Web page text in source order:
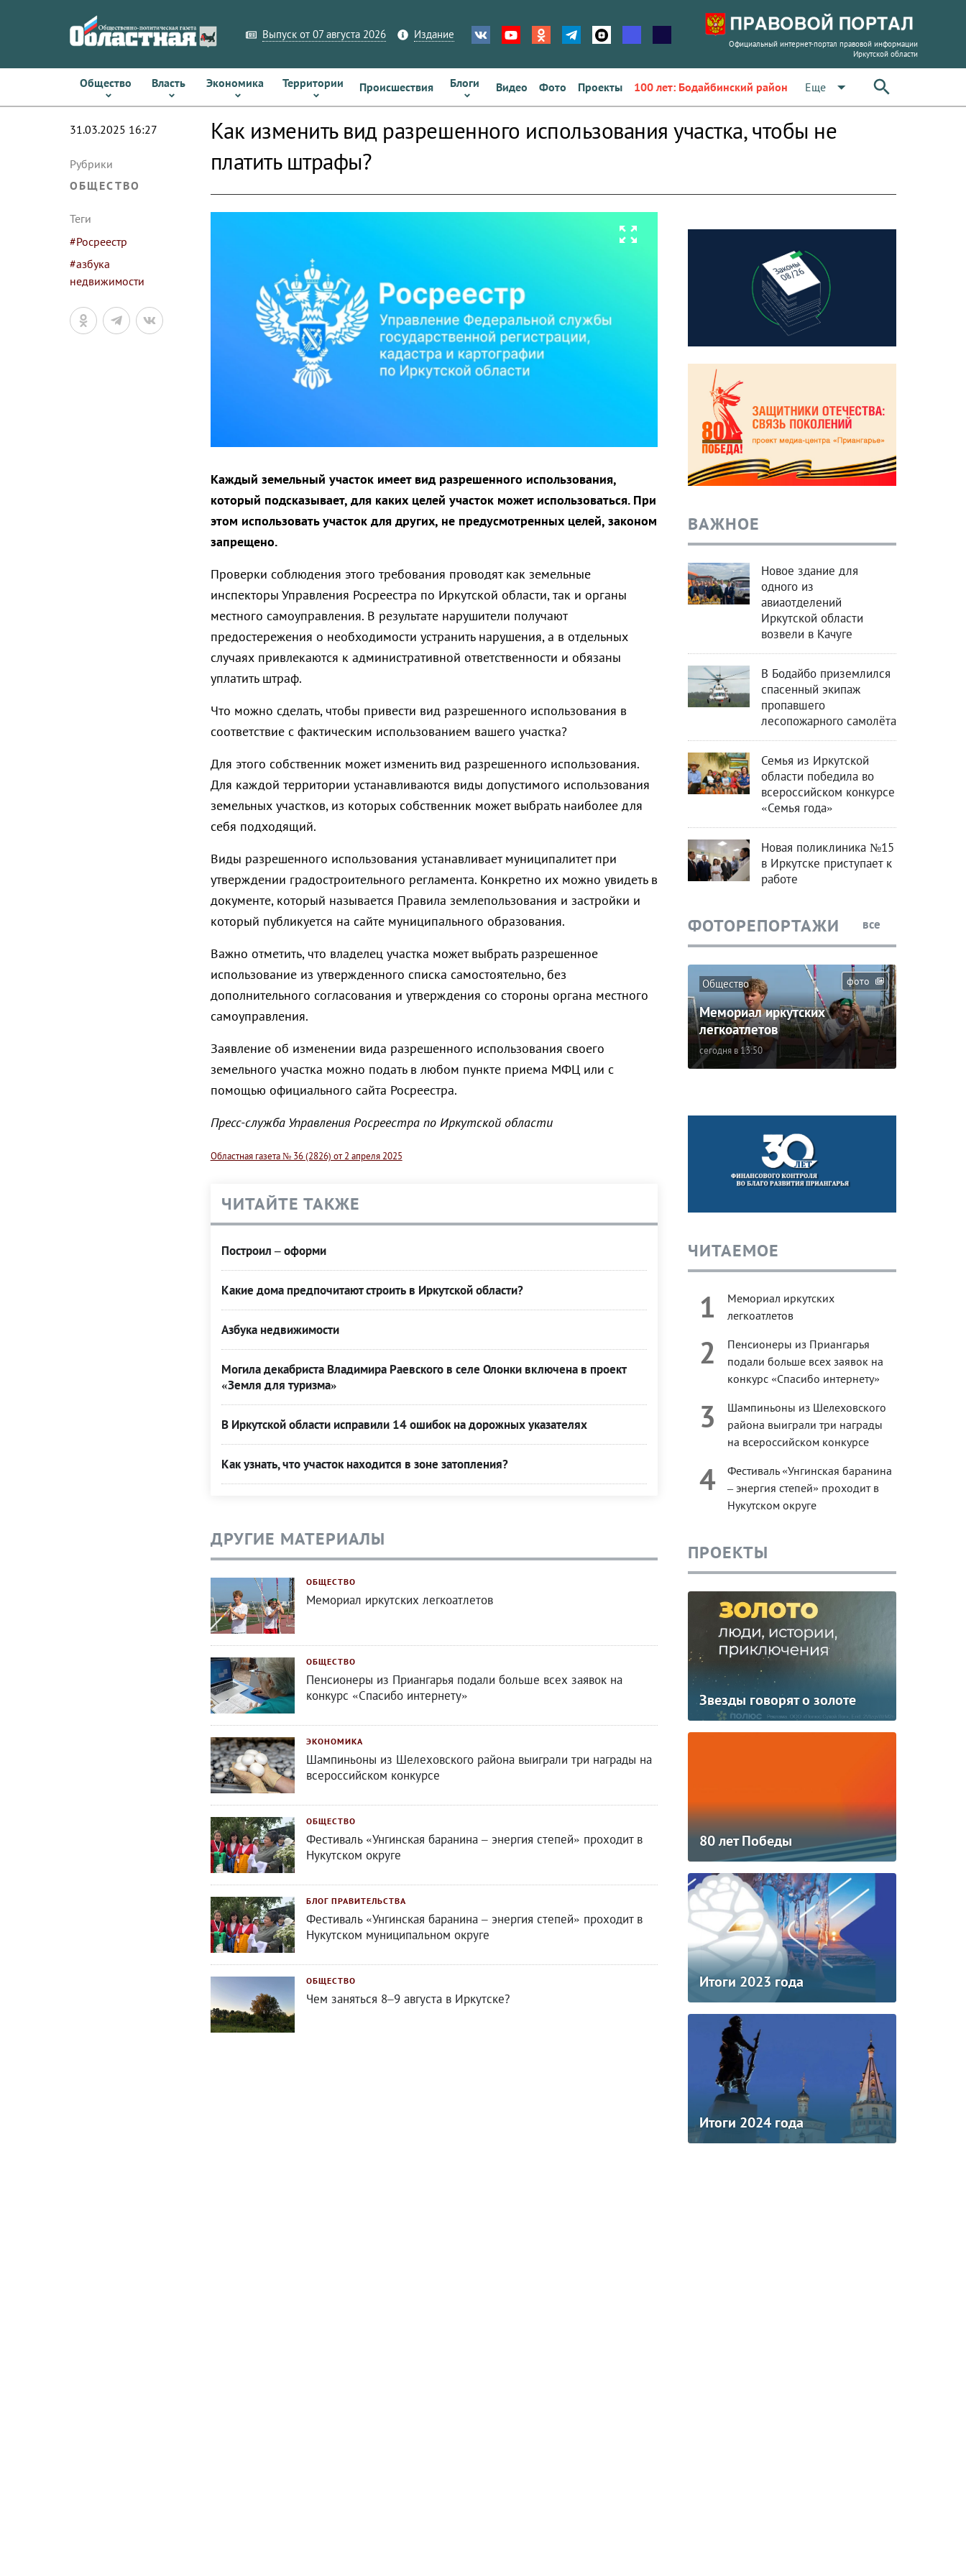
Выпуск от 07 августа 2026 Издание
Официальный интернет-портал правовой информации
Иркутской области
Общество Власть Экономика Территории Происшествия Блоги Видео Фото Проекты 100 лет: Бодайбинский район Еще arrow_drop_down
31.03.2025 16:27
Рубрики
ОБЩЕСТВО
Теги
#Росреестр
#азбука
недвижимости
Как изменить вид разрешенного использования участка, чтобы не
платить штрафы?
zoom_out_map
Каждый земельный участок имеет вид разрешенного использования,
который подсказывает, для каких целей участок может использоваться. При
этом использовать участок для других, не предусмотренных целей, законом
запрещено.
Проверки соблюдения этого требования проводят как земельные
инспекторы Управления Росреестра по Иркутской области, так и органы
местного самоуправления. В результате нарушители получают
предостережения о необходимости устранить нарушения, а в отдельных
случаях привлекаются к административной ответственности и обязаны
уплатить штраф.
Что можно сделать, чтобы привести вид разрешенного использования в
соответствие с фактическим использованием вашего участка?
Для этого собственник может изменить вид разрешенного использования.
Для каждой территории устанавливаются виды допустимого использования
земельных участков, из которых собственник может выбрать наиболее для
себя подходящий.
Виды разрешенного использования устанавливает муниципалитет при
утверждении градостроительного регламента. Конкретно их можно увидеть в
документе, который называется Правила землепользования и застройки и
который публикуется на сайте муниципального образования.
Важно отметить, что владелец участка может выбрать разрешенное
использование из утвержденного списка самостоятельно, без
дополнительного согласования и утверждения со стороны органа местного
самоуправления.
Заявление об изменении вида разрешенного использования своего
земельного участка можно подать в любом пункте приема МФЦ или с
помощью официального сайта Росреестра.
Пресс-служба Управления Росреестра по Иркутской области
Областная газета № 36 (2826) от 2 апреля 2025
ЧИТАЙТЕ ТАКЖЕ
Построил – оформи
Какие дома предпочитают строить в Иркутской области?
Азбука недвижимости
Могила декабриста Владимира Раевского в селе Олонки включена в проект
«Земля для туризма»
В Иркутской области исправили 14 ошибок на дорожных указателях
Как узнать, что участок находится в зоне затопления?
ДРУГИЕ МАТЕРИАЛЫ
ОБЩЕСТВО
Мемориал иркутских легкоатлетов
ОБЩЕСТВО
Пенсионеры из Приангарья подали больше всех заявок на
конкурс «Спасибо интернету»
ЭКОНОМИКА
Шампиньоны из Шелеховского района выиграли три награды на
всероссийском конкурсе
ОБЩЕСТВО
Фестиваль «Унгинская баранина – энергия степей» проходит в
Нукутском округе
БЛОГ ПРАВИТЕЛЬСТВА
Фестиваль «Унгинская баранина – энергия степей» проходит в
Нукутском муниципальном округе
ОБЩЕСТВО
Чем заняться 8–9 августа в Иркутске?
ВАЖНОЕ
Новое здание для
одного из
авиаотделений
Иркутской области
возвели в Качуге
В Бодайбо приземлился
спасенный экипаж
пропавшего
лесопожарного самолёта
Семья из Иркутской
области победила во
всероссийском конкурсе
«Семья года»
Новая поликлиника №15
в Иркутске приступает к
работе
ФОТОРЕПОРТАЖИ все
фото
Общество
Мемориал иркутских
легкоатлетов
сегодня в 13:50
ЧИТАЕМОЕ
1
Мемориал иркутских
легкоатлетов
2
Пенсионеры из Приангарья
подали больше всех заявок на
конкурс «Спасибо интернету»
3
Шампиньоны из Шелеховского
района выиграли три награды
на всероссийском конкурсе
4
Фестиваль «Унгинская баранина
– энергия степей» проходит в
Нукутском округе
ПРОЕКТЫ
Звезды говорят о золоте
80 лет Победы
Итоги 2023 года
Итоги 2024 года